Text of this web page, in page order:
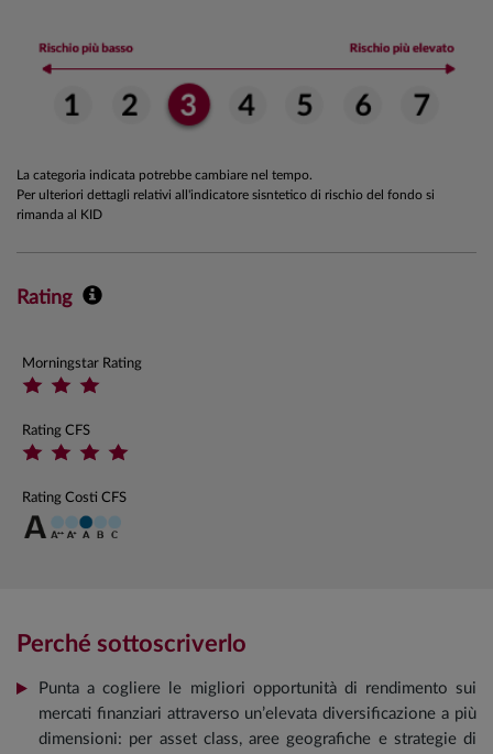
La categoria indicata potrebbe cambiare nel tempo.
Per ulteriori dettagli relativi all'indicatore sisntetico di rischio del fondo si
rimanda al KID
Rating
Morningstar Rating
Rating CFS
Rating Costi CFS
Perché sottoscriverlo
Punta a cogliere le migliori opportunità di rendimento sui
mercati finanziari attraverso un’elevata diversificazione a più
dimensioni: per asset class, aree geografiche e strategie di